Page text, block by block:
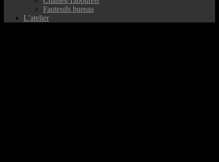
Fauteuils bureau
L’atelier